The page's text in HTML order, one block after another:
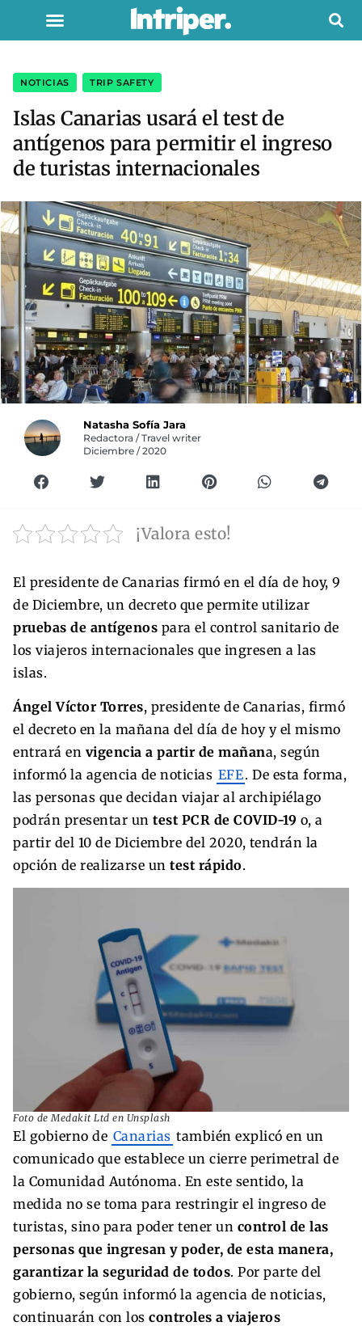
NOTICIAS TRIP SAFETY
Islas Canarias usará el test de
antígenos para permitir el ingreso
de turistas internacionales
Natasha Sofía Jara
Redactora / Travel writer
Diciembre / 2020
¡Valora esto!
El presidente de Canarias firmó en el día de hoy, 9
de Diciembre, un decreto que permite utilizar
pruebas de antígenos para el control sanitario de
los viajeros internacionales que ingresen a las
islas.
Ángel Víctor Torres, presidente de Canarias, firmó
el decreto en la mañana del día de hoy y el mismo
entrará en vigencia a partir de mañana, según
informó la agencia de noticias EFE. De esta forma,
las personas que decidan viajar al archipiélago
podrán presentar un test PCR de COVID-19 o, a
partir del 10 de Diciembre del 2020, tendrán la
opción de realizarse un test rápido.
Foto de Medakit Ltd en Unsplash
El gobierno de Canarias también explicó en un
comunicado que establece un cierre perimetral de
la Comunidad Autónoma. En este sentido, la
medida no se toma para restringir el ingreso de
turistas, sino para poder tener un control de las
personas que ingresan y poder, de esta manera,
garantizar la seguridad de todos. Por parte del
gobierno, según informó la agencia de noticias,
continuarán con los controles a viajeros